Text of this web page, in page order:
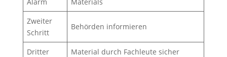
Zweiter
Schritt
Behörden informieren
Dritter
Material durch Fachleute sicher